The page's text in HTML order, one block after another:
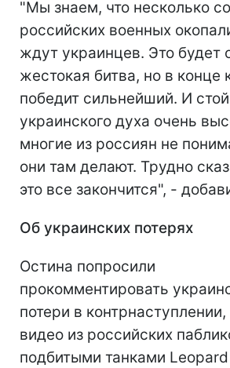
"Мы знаем, что несколько
российских военных
ждут украинцев. Это будет
жестокая битва, но в конце
победит сильнейший. И
украинского духа очень
многие из россиян не
они там делают. Трудно
это все закончится", -
Об украинских потерях
Остина попросили
прокомментировать
потери в
видео из российских
подбитыми танками